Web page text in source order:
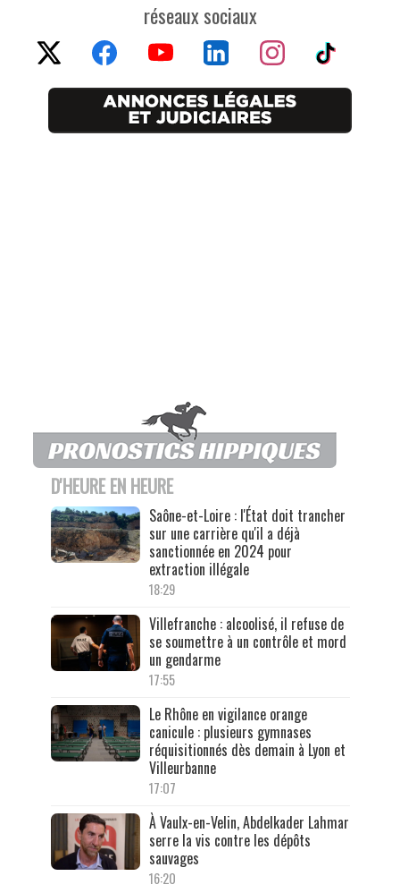
réseaux sociaux
D'HEURE EN HEURE
Saône-et-Loire : l'État doit trancher
sur une carrière qu'il a déjà
sanctionnée en 2024 pour
extraction illégale
18:29
Villefranche : alcoolisé, il refuse de
se soumettre à un contrôle et mord
un gendarme
17:55
Le Rhône en vigilance orange
canicule : plusieurs gymnases
réquisitionnés dès demain à Lyon et
Villeurbanne
17:07
À Vaulx-en-Velin, Abdelkader Lahmar
serre la vis contre les dépôts
sauvages
16:20